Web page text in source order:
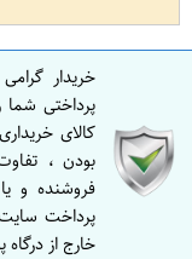
خریدار
پرداختی
کالای
بودن ،
فروشنده و
پرداخت
خارج از